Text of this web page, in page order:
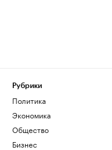
Рубрики
Политика
Экономика
Общество
Бизнес